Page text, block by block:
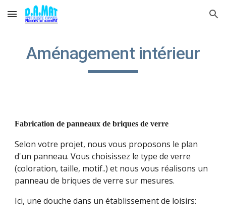
Skip to main content Skip to navigation
Aménagement intérieur
Fabrication de panneaux de briques de verre
Selon votre projet, nous vous proposons le plan
d'un panneau. Vous choisissez le type de verre
(coloration, taille, motif..) et nous vous réalisons un
panneau de briques de verre sur mesures.
Ici, une douche dans un établissement de loisirs: